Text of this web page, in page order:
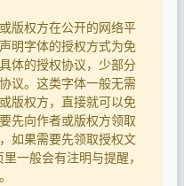
版权方在公开的网络平
明字体的授权方式为免
体的授权协议，少部分
议。这类字体一般无需
版权方，直接就可以免
先向作者或版权方领取
如果需要先领取授权文
一般会有注明与提醒，